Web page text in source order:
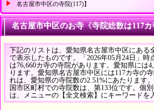
名古屋市中区の寺院(117)】
名古屋市中区のお寺《寺院総数は117
下記のリストは、愛知県名古屋市中区にある
で表示したものです。「2026年05月24日」時
は76,660カ寺の寺院があります。愛知県には
ります。愛知県名古屋市中区には117カ寺の
れは、愛知県の寺院数の2.51%にあたります
国市区町村での寺院数は、第133位です。個
は、メニューの【全文検索】にキーワードを